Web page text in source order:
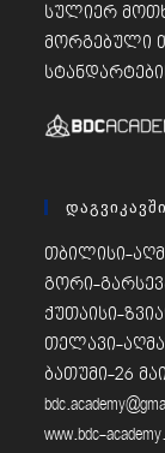
სულიერ
მორგებული
თბილისი-
გორი-
ქუთაისი-
თელავი-
ბათუმი-26
www.bdc-